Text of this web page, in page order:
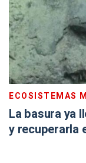
ECOSISTEMAS
La basura ya
y recuperarla